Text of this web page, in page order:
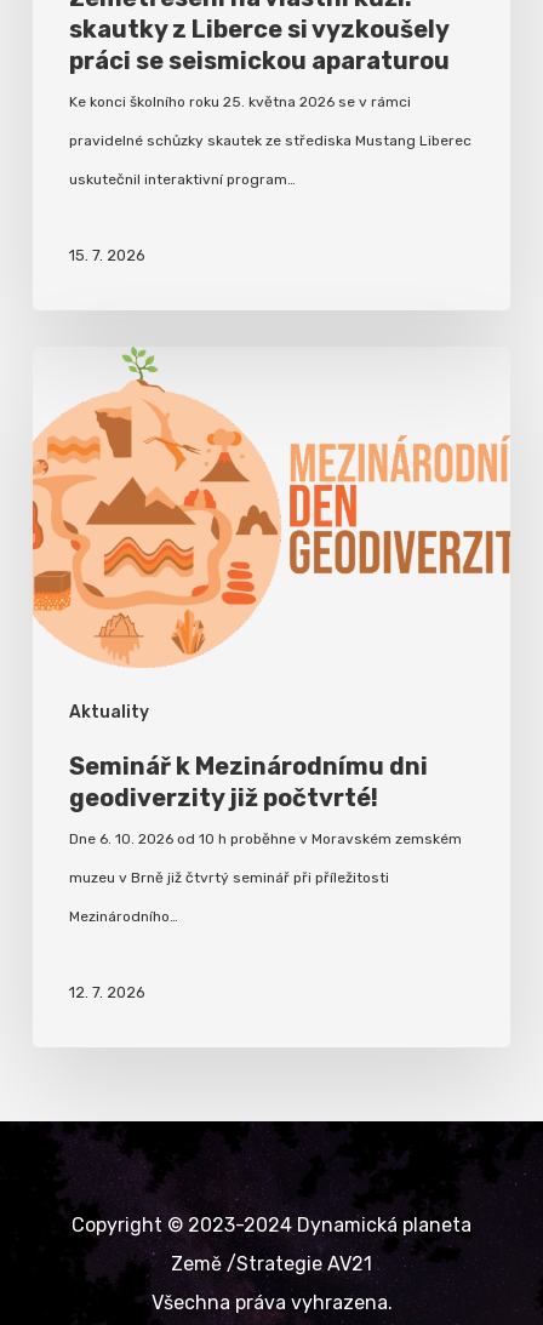
skautky z Liberce si vyzkoušely
práci se seismickou aparaturou
Ke konci školního roku 25. května 2026 se v rámci
pravidelné schůzky skautek ze střediska Mustang Liberec
uskutečnil interaktivní program…
15. 7. 2026
Aktuality
Seminář k Mezinárodnímu dni
geodiverzity již počtvrté!
Dne 6. 10. 2026 od 10 h proběhne v Moravském zemském
muzeu v Brně již čtvrtý seminář při příležitosti
Mezinárodního…
12. 7. 2026
Copyright © 2023-2024 Dynamická planeta
Země /Strategie AV21
Všechna práva vyhrazena.